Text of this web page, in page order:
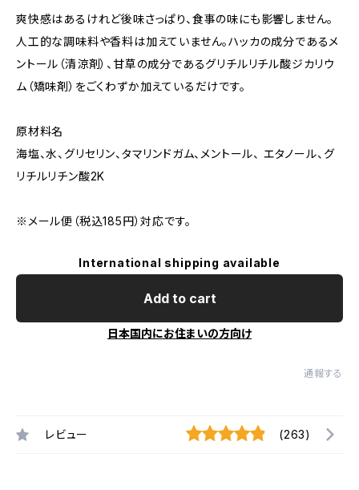
爽快感はあるけれど後味さっぱり、食事の味にも影響しません。
人工的な調味料や香料は加えていません。ハッカの成分であるメ
ントール（清涼剤）、甘草の成分であるグリチルリチル酸ジカリウ
ム（矯味剤）をごくわずか加えているだけです。
原材料名
海塩、水、グリセリン、タマリンドガム、メントール、 エタノール、グ
リチルリチン酸2K
※メール便（税込185円）対応です。
International shipping available
Add to cart
日本国内にお住まいの方向け
通報する
レビュー (263)